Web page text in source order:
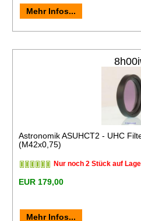
Mehr Infos...
Astronomik ASUHCT2 - UHC
(M42x0,75)
Nur noch 2 Stück auf
EUR 179,00
Mehr Infos...